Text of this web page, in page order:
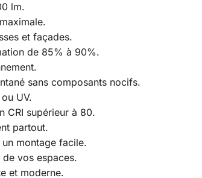
lm.
et façades.
de 85% à 90%.
sans composants nocifs.
UV.
CRI supérieur à 80.
partout.
montage facile.
vos espaces.
et moderne.